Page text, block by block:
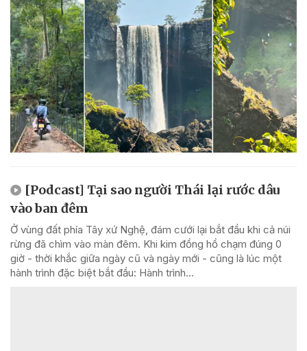
[Podcast] Tại sao người Thái lại rước dâu
vào ban đêm
Ở vùng đất phía Tây xứ Nghệ, đám cưới lại bắt đầu khi cả núi
rừng đã chìm vào màn đêm. Khi kim đồng hồ chạm đúng 0
giờ - thời khắc giữa ngày cũ và ngày mới - cũng là lúc một
hành trình đặc biệt bắt đầu: Hành trình...